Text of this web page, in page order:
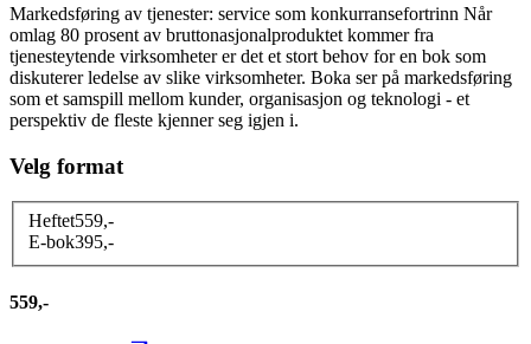
Markedsføring av tjenester: service som konkurransefortrinn Når
omlag 80 prosent av bruttonasjonalproduktet kommer fra
tjenesteytende virksomheter er det et stort behov for en bok som
diskuterer ledelse av slike virksomheter. Boka ser på markedsføring
som et samspill mellom kunder, organisasjon og teknologi - et
perspektiv de fleste kjenner seg igjen i.
Velg format
Heftet559,-
E-bok395,-
559,-